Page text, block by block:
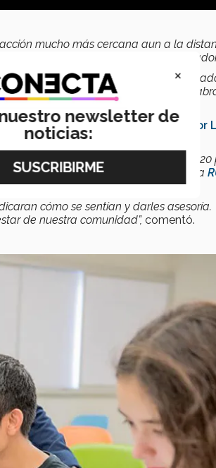
mucho más cercana aun a la
de alumnos, profesores y
de las cinco prepas estuvo
este semestre. También
se efectuó el evento“PrepaTec for
Bachillerato Internacional
de nuestros alumnos a lo largo del 2020
ocupamos con base en el programa
cómo se sentían y darles asesoría.
de nuestra comunidad”, comentó.
×
newsletter de
noticias: